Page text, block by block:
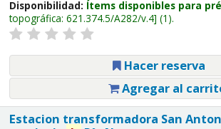
Disponibilidad: Ítems disponibles para
topográfica: 621.374.5/A282/v.4 (1).
Hacer reserva
Agregar al
Estacion transformadora San